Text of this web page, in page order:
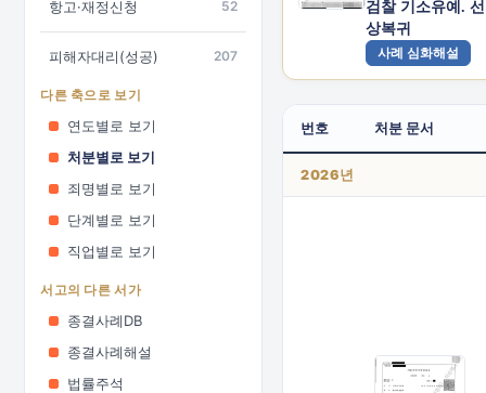
항고·재정신청 52
피해자대리(성공) 207
다른 축으로 보기
연도별로 보기
처분별로 보기
죄명별로 보기
단계별로 보기
직업별로 보기
서고의 다른 서가
종결사례DB
종결사례해설
법률주석
검찰 기소유예.
상복귀
사례 심화해설
번호 처분 문서
2026년